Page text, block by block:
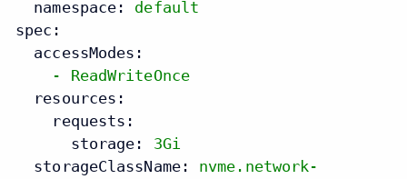
namespace:
default
spec:
accessModes:
-
ReadWriteOnce
resources:
requests:
storage:
3Gi
storageClassName:
nvme.network-